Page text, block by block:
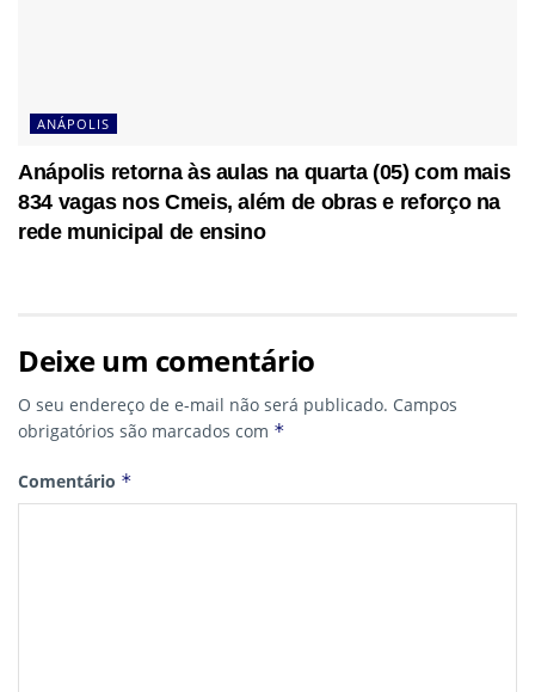
ANÁPOLIS
Anápolis retorna às aulas na quarta (05) com mais
834 vagas nos Cmeis, além de obras e reforço na
rede municipal de ensino
Deixe um comentário
O seu endereço de e-mail não será publicado. Campos
obrigatórios são marcados com *
Comentário *